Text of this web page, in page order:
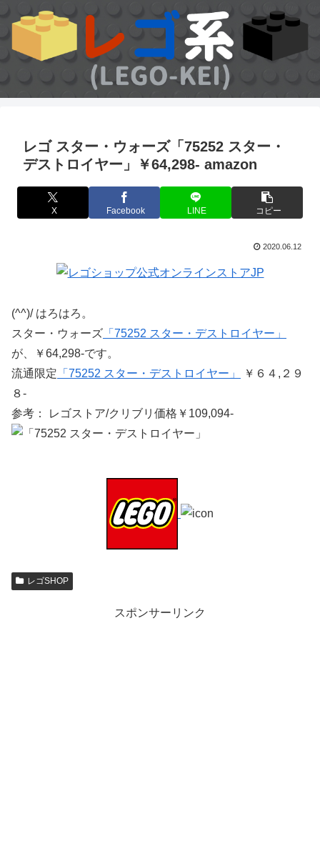
レゴ スター・ウォーズ「75252 スター・
デストロイヤー」￥64,298- amazon
X Facebook LINE コピー
2020.06.12
(^^)/ はろはろ。
スター・ウォーズ 「75252 スター・デストロイヤー」
が、￥64,298-です。
流通限定 「75252 スター・デストロイヤー」
￥６４,２９
８-
参考： レゴストア/クリブリ価格￥109,094-
レゴSHOP
スポンサーリンク